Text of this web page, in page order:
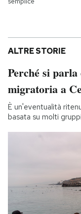
ALTRE STORIE
Perché si
migratoria a
È un'eventualità
basata su molti